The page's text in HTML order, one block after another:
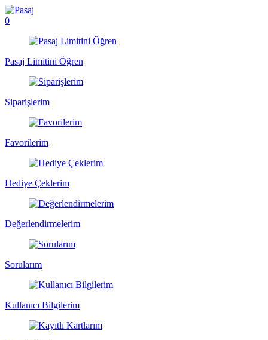
0
Pasaj Limitini Öğren
Siparişlerim
Favorilerim
Hediye Çeklerim
Değerlendirmelerim
Sorularım
Kullanıcı Bilgilerim